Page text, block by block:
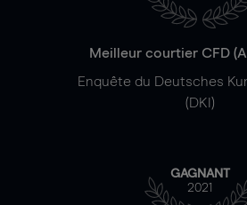
Meilleur courtier CFD
Enquête du Deutsches
(DKI)
GAGNANT
2021